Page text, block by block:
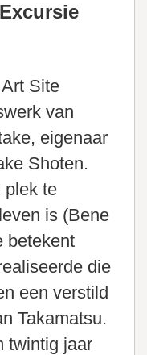
Site
van
eigenaar
Shoten.
plek te
is (Bene
betekent
die
een verstild
Takamatsu.
twintig jaar